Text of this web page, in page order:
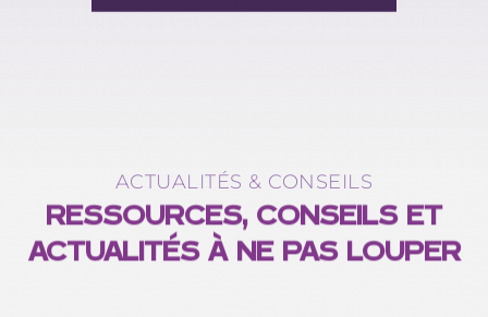
ACTUALITÉS & CONSEILS
RESSOURCES, CONSEILS ET
ACTUALITÉS À NE PAS LOUPER